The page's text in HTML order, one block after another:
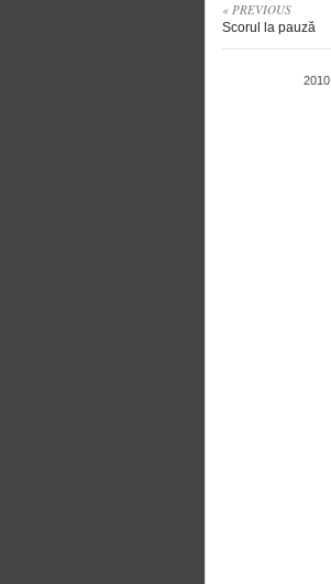
« PREVIOUS
Scorul la pauză
2010